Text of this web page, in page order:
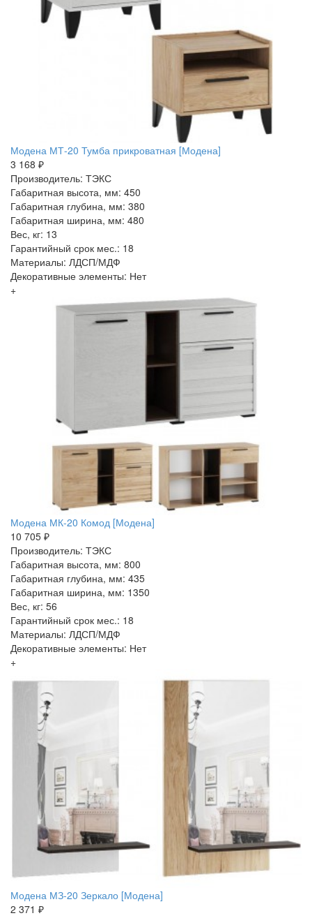
Модена МТ-20 Тумба прикроватная [Модена]
3 168 ₽
Производитель: ТЭКС
Габаритная высота, мм: 450
Габаритная глубина, мм: 380
Габаритная ширина, мм: 480
Вес, кг: 13
Гарантийный срок мес.: 18
Материалы: ЛДСП/МДФ
Декоративные элементы: Нет
+
Модена МК-20 Комод [Модена]
10 705 ₽
Производитель: ТЭКС
Габаритная высота, мм: 800
Габаритная глубина, мм: 435
Габаритная ширина, мм: 1350
Вес, кг: 56
Гарантийный срок мес.: 18
Материалы: ЛДСП/МДФ
Декоративные элементы: Нет
+
Модена МЗ-20 Зеркало [Модена]
2 371 ₽